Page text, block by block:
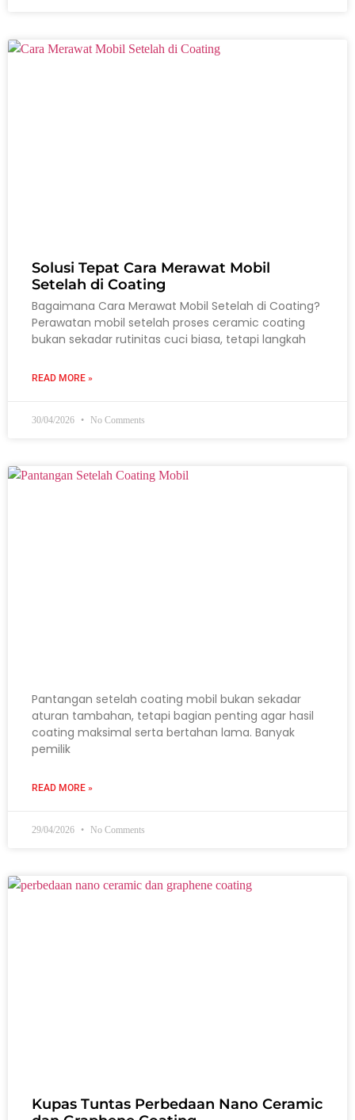
Solusi Tepat Cara Merawat Mobil
Setelah di Coating
Bagaimana Cara Merawat Mobil Setelah di Coating?
Perawatan mobil setelah proses ceramic coating
bukan sekadar rutinitas cuci biasa, tetapi langkah
READ MORE »
30/04/2026 No Comments
Pantangan setelah coating mobil bukan sekadar
aturan tambahan, tetapi bagian penting agar hasil
coating maksimal serta bertahan lama. Banyak
pemilik
READ MORE »
29/04/2026 No Comments
Kupas Tuntas Perbedaan Nano Ceramic